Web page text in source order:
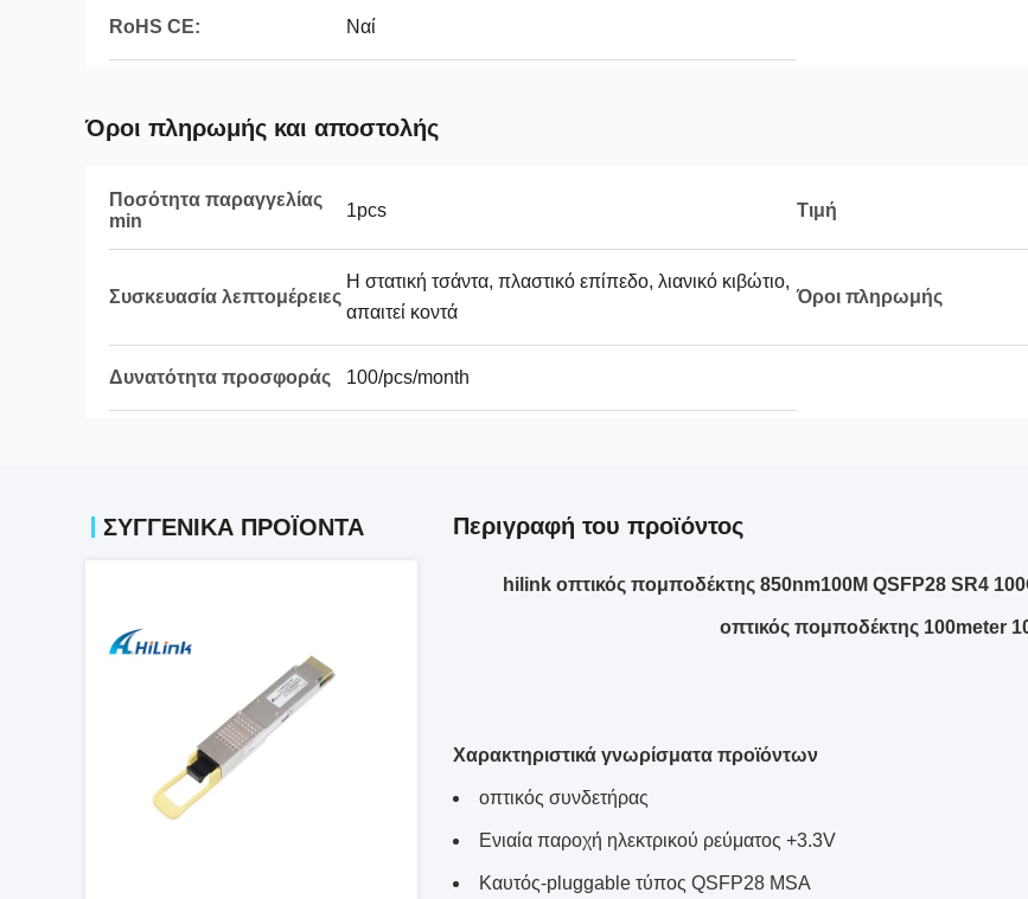
RoHS CE: Ναί
Όροι πληρωμής και αποστολής
Ποσότητα παραγγελίας
min
1pcs Τιμή
Συσκευασία λεπτομέρειες
Η στατική τσάντα, πλαστικό επίπεδο, λιανικό κιβώτιο,
απαιτεί κοντά
Όροι πληρωμής
Δυνατότητα προσφοράς 100/pcs/month
ΣΥΓΓΕΝΙΚΆ ΠΡΟΪΌΝΤΑ Περιγραφή του προϊόντος
hilink οπτικός πομποδέκτης 850nm100M QSFP28 SR4
οπτικός πομποδέκτης 100meter
Χαρακτηριστικά γνωρίσματα προϊόντων
οπτικός συνδετήρας
Ενιαία παροχή ηλεκτρικού ρεύματος +3.3V
Καυτός-pluggable τύπος QSFP28 MSA